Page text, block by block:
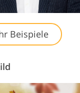
Beispiele